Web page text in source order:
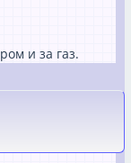
и за газ.